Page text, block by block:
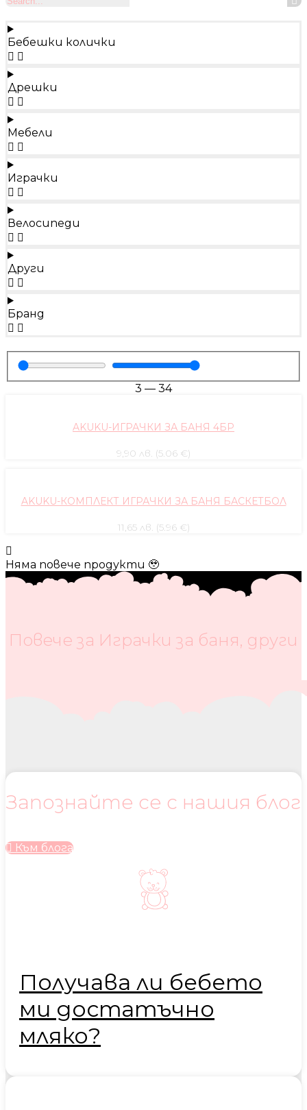
Бебешки колички
Дрешки
Мебели
Играчки
Велосипеди
Други
Бранд
3 — 34
AKUKU-ИГРАЧКИ ЗА БАНЯ 4БР
9,90 лв. (5.06 €)
AKUKU-КОМПЛЕКТ ИГРАЧКИ ЗА БАНЯ БАСКЕТБОЛ
11,65 лв. (5.96 €)
Няма повече продукти 🥹
Повече за Играчки за баня, други
Запознайте се с нашия блог
Към блога
Получава ли бебето
ми достатъчно
мляко?